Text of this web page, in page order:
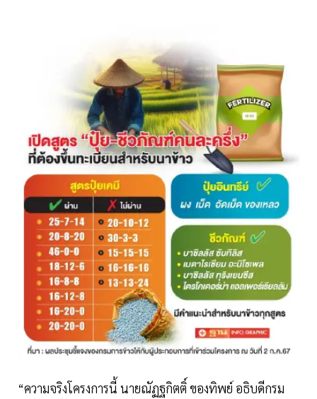
“ความจริงโครงการนี้ นายณัฏฐกิตติ์ ของทิพย์ อธิบดีกรม